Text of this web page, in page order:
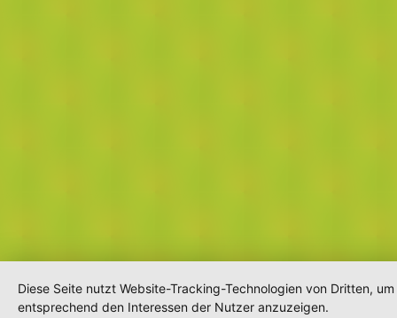
Diese Seite nutzt Website-Tracking-Technologien von Dritten,
entsprechend den Interessen der Nutzer anzuzeigen.